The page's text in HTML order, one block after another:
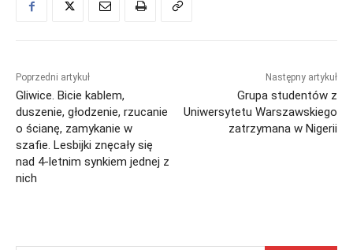
Poprzedni artykuł
Gliwice. Bicie kablem,
duszenie, głodzenie, rzucanie
o ścianę, zamykanie w
szafie. Lesbijki znęcały się
nad 4-letnim synkiem jednej z
nich
Następny artykuł
Grupa studentów z
Uniwersytetu Warszawskiego
zatrzymana w Nigerii